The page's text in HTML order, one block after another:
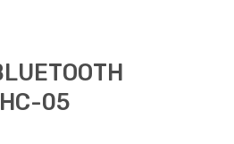
05